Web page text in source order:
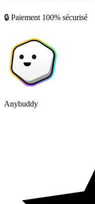
🔒 Paiement 100% sécurisé
Anybuddy